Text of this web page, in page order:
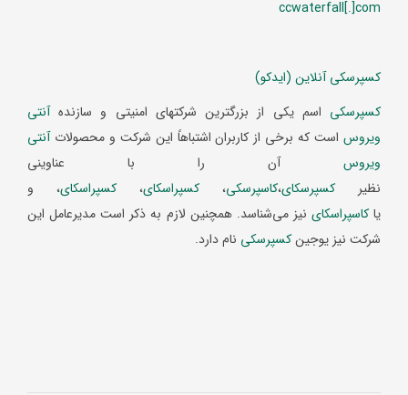
ccwaterfall[.]com
کسپرسکی آنلاین (ایدکو)
کسپرسکی اسم یکی از بزرگترین شرکتهای امنیتی و سازندهآنتی
ویروس است که برخی از کاربران اشتباهاً این شرکت و محصولاتآنتی
ویروسآن را با عناوینی
نظیر کسپرسکای،کاسپرسکی، کسپراسکای، کسپراسکای، و
یاکاسپراسکای نیز می‌شناسد. همچنین لازم به ذکر است مدیرعامل این
شرکت نیز یوجینکسپرسکی نام دارد.